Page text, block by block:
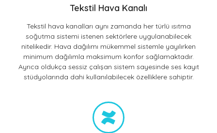
Tekstil Hava Kanalı
Tekstil hava kanalları aynı zamanda her türlü ısıtma
soğutma sistemi istenen sektörlere uygulanabilecek
nitelikedir. Hava dağılımı mükemmel sistemle yayılırken
minimum dağılımla maksimum konfor sağlamaktadır.
Ayrıca oldukça sessiz çalışan sistem sayesinde ses kayıt
stüdyolarında dahi kullanılabilecek özelliklere sahiptir.